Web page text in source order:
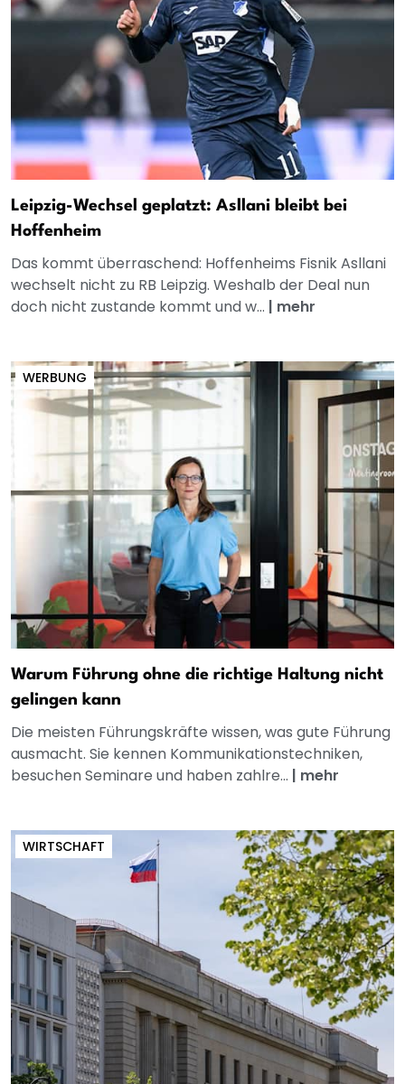
Leipzig-Wechsel geplatzt: Asllani bleibt bei
Hoffenheim
Das kommt überraschend: Hoffenheims Fisnik Asllani
wechselt nicht zu RB Leipzig. Weshalb der Deal nun
doch nicht zustande kommt und w... | mehr
WERBUNG
Warum Führung ohne die richtige Haltung nicht
gelingen kann
Die meisten Führungskräfte wissen, was gute Führung
ausmacht. Sie kennen Kommunikationstechniken,
besuchen Seminare und haben zahlre... | mehr
WIRTSCHAFT